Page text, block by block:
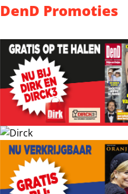
DenD Promoties